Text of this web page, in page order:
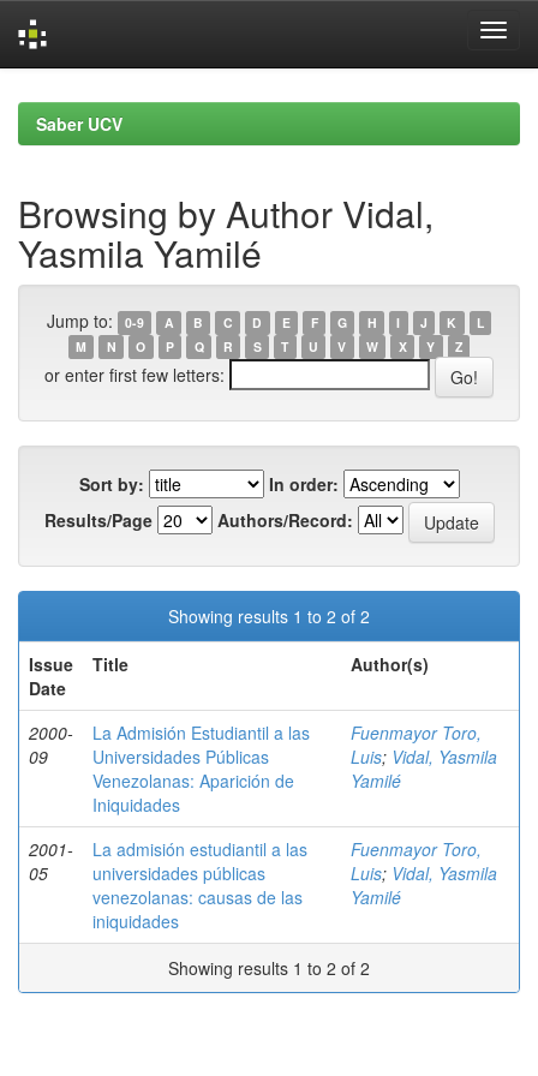
navigationSaber UCV
Browsing by Author Vidal,
Yasmila Yamilé
Jump to: 0-9 A B C D E F G H I J K
L
M
N O P Q R S T U V W X Y Z
or enter first few letters:
Sort by:
In order:
Results/Page
Authors/Record:
Showing results 1 to 2 of 2
Issue
Date
Title Author(s)
2000-
09
La Admisión Estudiantil a las
Universidades Públicas
Venezolanas: Aparición de
Iniquidades
Fuenmayor Toro,
Luis; Vidal, Yasmila
Yamilé
2001-
05
La admisión estudiantil a las
universidades públicas
venezolanas: causas de las
iniquidades
Fuenmayor Toro,
Luis; Vidal, Yasmila
Yamilé
Showing results 1 to 2 of 2